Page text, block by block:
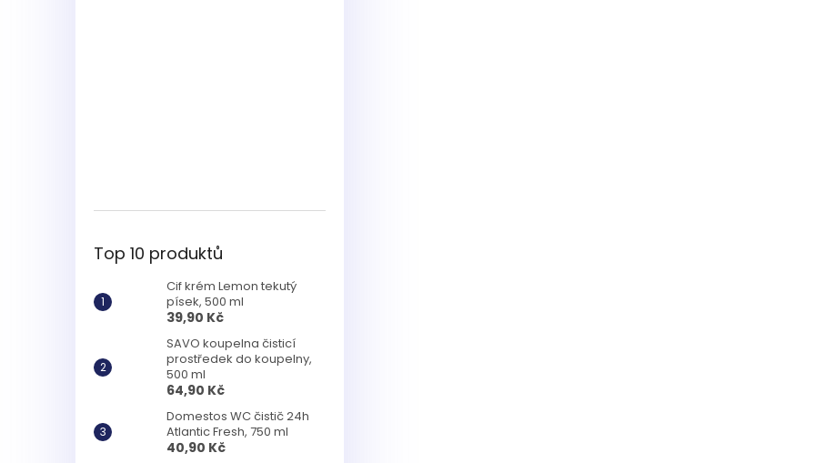
Top 10 produktů
Cif krém Lemon tekutý
písek, 500 ml
39,90 Kč
SAVO koupelna čisticí
prostředek do koupelny,
500 ml
64,90 Kč
Domestos WC čistič 24h
Atlantic Fresh, 750 ml
40,90 Kč